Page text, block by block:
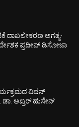
ದಾಖಲೀಕರಣ ಅಗತ್ಯ-
ಪ್ರದೀಪ್ ಡಿಸೋಜಾ
ವಿಷನ್
ಡಾ. ಅಖ್ತರ್ ಹುಸೇನ್